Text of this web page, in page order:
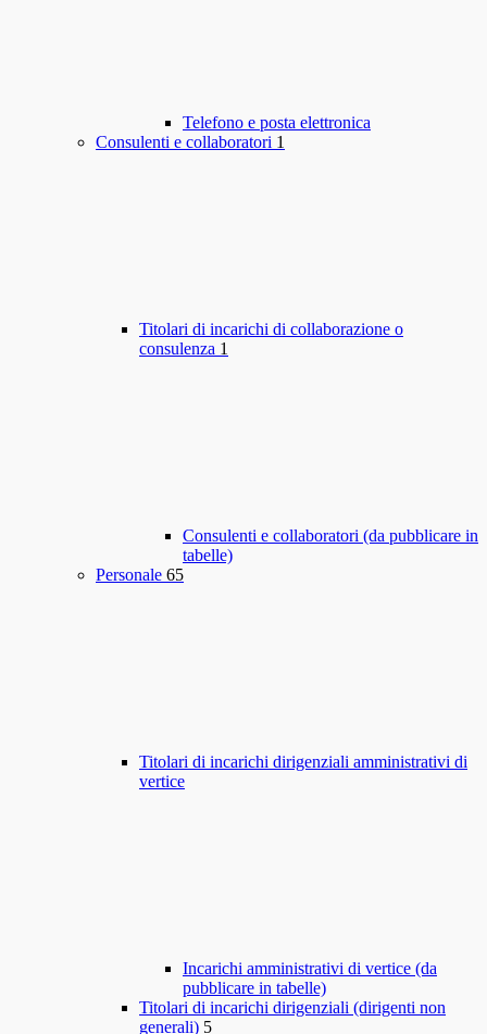
Telefono e posta elettronica
Consulenti e collaboratori 1
Titolari di incarichi di collaborazione o
consulenza 1
Consulenti e collaboratori (da pubblicare in
tabelle)
Personale 65
Titolari di incarichi dirigenziali amministrativi di
vertice
Incarichi amministrativi di vertice (da
pubblicare in tabelle)
Titolari di incarichi dirigenziali (dirigenti non
generali) 5